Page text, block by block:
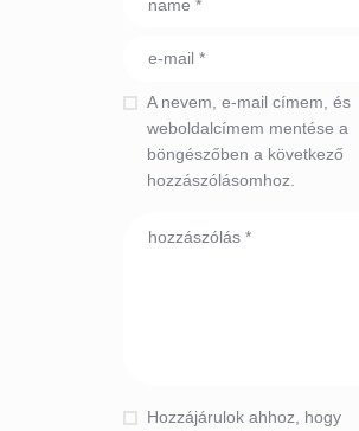
A nevem, e-mail címem, és
weboldalcímem mentése a
böngészőben a következő
hozzászólásomhoz.
Hozzájárulok ahhoz, hogy